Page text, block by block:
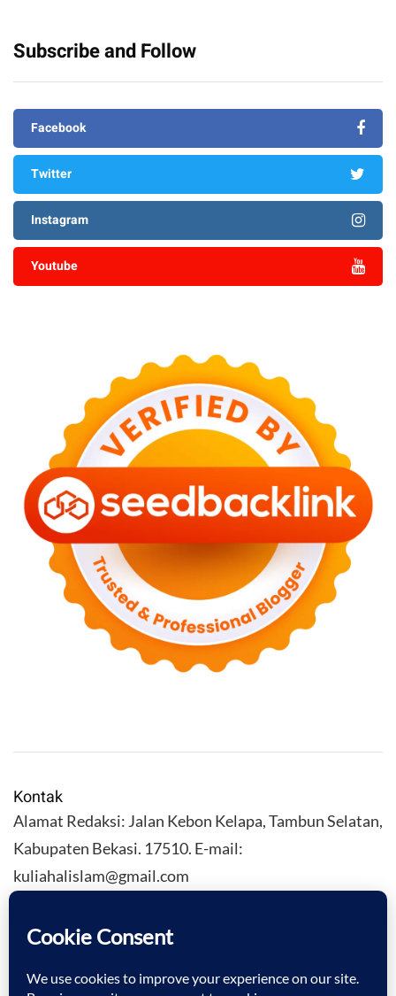
Subscribe and Follow
Facebook
Twitter
Instagram
Youtube
Kontak
Alamat Redaksi: Jalan Kebon Kelapa, Tambun Selatan,
Kabupaten Bekasi. 17510. E-mail:
kuliahalislam@gmail.com